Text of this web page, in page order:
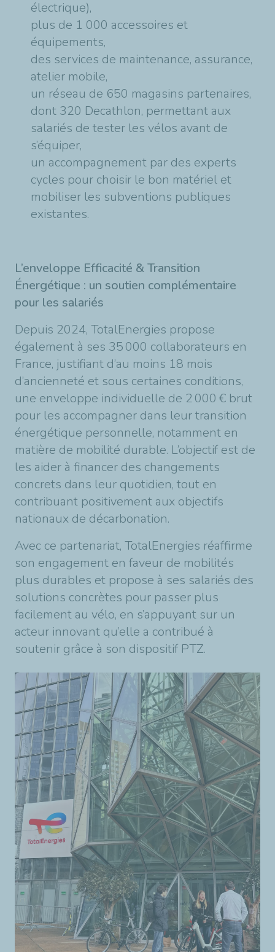
électrique),
plus de 1 000 accessoires et
équipements,
des services de maintenance, assurance,
atelier mobile,
un réseau de 650 magasins partenaires,
dont 320 Decathlon, permettant aux
salariés de tester les vélos avant de
s’équiper,
un accompagnement par des experts
cycles pour choisir le bon matériel et
mobiliser les subventions publiques
existantes.
L’enveloppe Efficacité & Transition
Énergétique : un soutien complémentaire
pour les salariés
Depuis 2024, TotalEnergies propose
également à ses 35 000 collaborateurs en
France, justifiant d’au moins 18 mois
d’ancienneté et sous certaines conditions,
une enveloppe individuelle de 2 000 € brut
pour les accompagner dans leur transition
énergétique personnelle, notamment en
matière de mobilité durable. L’objectif est de
les aider à financer des changements
concrets dans leur quotidien, tout en
contribuant positivement aux objectifs
nationaux de décarbonation.
Avec ce partenariat, TotalEnergies réaffirme
son engagement en faveur de mobilités
plus durables et propose à ses salariés des
solutions concrètes pour passer plus
facilement au vélo, en s’appuyant sur un
acteur innovant qu’elle a contribué à
soutenir grâce à son dispositif PTZ.